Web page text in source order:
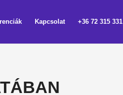
Kapcsolat +36 72 315 331